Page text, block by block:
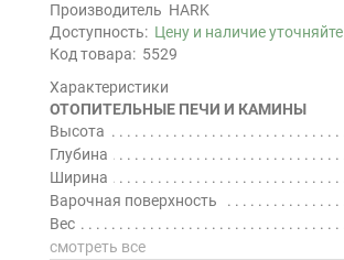
Производитель HARK
Доступность: Цену и наличие уточняйте
Код товара: 5529
Характеристики
ОТОПИТЕЛЬНЫЕ ПЕЧИ И КАМИНЫ
Высота
Глубина
Ширина
Варочная поверхность
Вес
смотреть все